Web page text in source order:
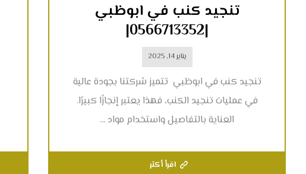
تنجيد كنب في ابوظبي
|0566713352|
يناير 14, 2025
تنجيد كنب في ابوظبي تتميز شركتنا بجودة عالية
في عمليات تنجيد الكنب، فهذا يعتبر إنجازًا كبيرًا.
العناية بالتفاصيل واستخدام مواد ...
اقرأ أكثر